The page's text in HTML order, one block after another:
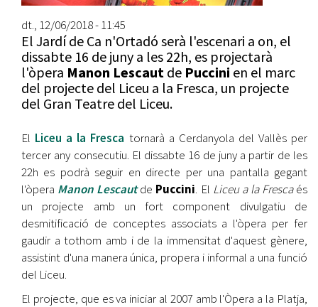
dt., 12/06/2018 - 11:45
El Jardí de Ca n'Ortadó serà l'escenari a on, el
dissabte 16 de juny a les 22h, es projectarà
l'òpera Manon Lescaut de Puccini en el marc
del projecte del Liceu a la Fresca, un projecte
del Gran Teatre del Liceu.
El Liceu a la Fresca tornarà a Cerdanyola del Vallès per
tercer any consecutiu. El dissabte 16 de juny a partir de les
22h es podrà seguir en directe per una pantalla gegant
l'òpera Manon Lescautde Puccini. El Liceu a la Frescaés
un projecte amb un fort component divulgatiu de
desmitificació de conceptes associats a l'òpera per fer
gaudir a tothom amb i de la immensitat d'aquest gènere,
assistint d'una manera única, propera i informal a una funció
del Liceu.
El projecte, que es va iniciar al 2007 amb l'Òpera a la Platja,